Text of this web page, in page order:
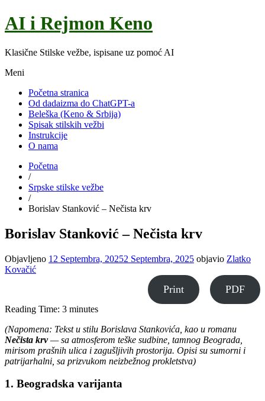
AI i Rejmon Keno
Klasične Stilske vežbe, ispisane uz pomoć AI
Meni
Početna stranica
Od dadaizma do ChatGPT-a
Beleška (Keno & Srbija)
Spisak stilskih vežbi
Instrukcije
O nama
Početna
/
Srpske stilske vežbe
/
Borislav Stanković – Nečista krv
Borislav Stanković – Nečista krv
Objavljeno 12 Septembra, 20252 Septembra, 2025 objavio Zlatko
Kovačić
Print PDF
Reading Time: 3 minutes
(Napomena: Tekst u stilu Borislava Stankovića, kao u romanu
Nečista krv— sa atmosferom teške sudbine, tamnog Beograda,
mirisom prašnih ulica i zagušljivih prostorija. Opisi su sumorni i
patrijarhalni, sa prizvukom neizbežnog prokletstva)
1. Beogradska varijanta